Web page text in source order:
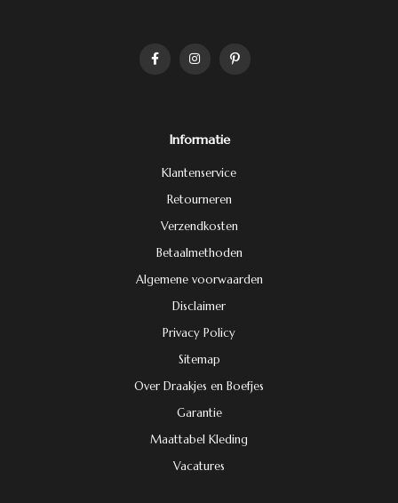
Informatie
Klantenservice
Retourneren
Verzendkosten
Betaalmethoden
Algemene voorwaarden
Disclaimer
Privacy Policy
Sitemap
Over Draakjes en Boefjes
Garantie
Maattabel Kleding
Vacatures